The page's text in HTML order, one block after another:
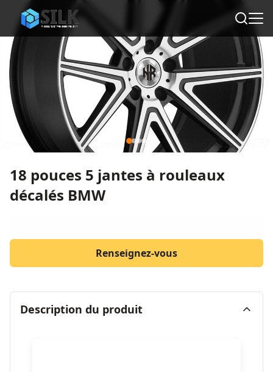
18 pouces 5 jantes à rouleaux
décalés BMW
Renseignez-vous
Description du produit